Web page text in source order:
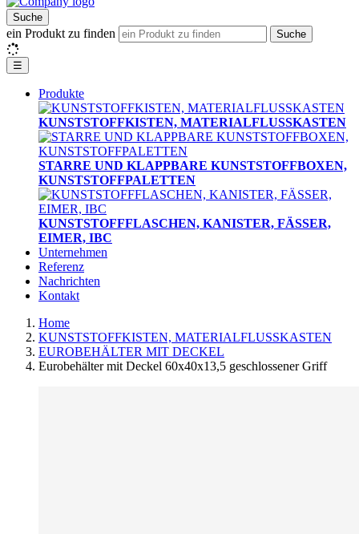
Suche
ein Produkt zu finden Suche
☰
Produkte
KUNSTSTOFFKISTEN, MATERIALFLUSSKASTEN
STARRE UND KLAPPBARE KUNSTSTOFFBOXEN,
KUNSTSTOFFPALETTEN
KUNSTSTOFFFLASCHEN, KANISTER, FÄSSER,
EIMER, IBC
Unternehmen
Referenz
Nachrichten
Kontakt
Home
KUNSTSTOFFKISTEN, MATERIALFLUSSKASTEN
EUROBEHÄLTER MIT DECKEL
Eurobehälter mit Deckel 60x40x13,5 geschlossener Griff